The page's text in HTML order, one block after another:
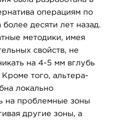
операциям по
десяти лет назад.
методики, имея
свойств, не
на 4-5 мм вглубь
Кроме того, альтера-
локально
на проблемные зоны
другие зоны, а